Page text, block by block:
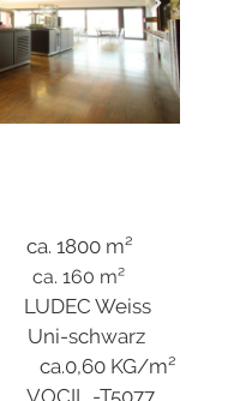
m²
m²
Weiss
schwarz
ca.0,60 KG/m²